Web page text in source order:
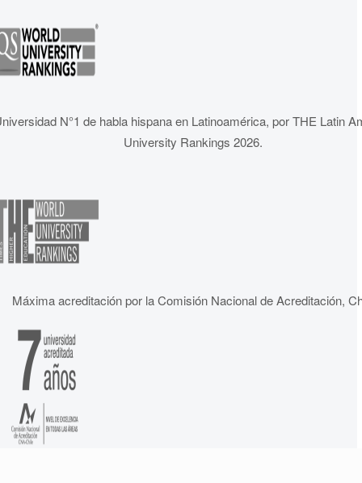
N°1 de habla hispana en Latinoamérica, por THE Latin
University Rankings 2026.
Máxima acreditación por la Comisión Nacional de Acreditación,